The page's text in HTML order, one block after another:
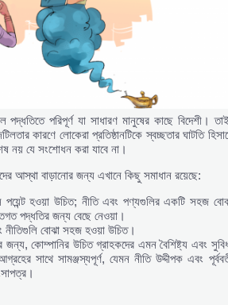
পরিপূর্ণ যা সাধারণ মানুষের কাছে বিদেশী।
কারণে লোকেরা প্রতিষ্ঠানটিকে স্বচ্ছতার ঘাটতি
নয় যে সংশোধন করা যাবে না।
আস্থা বাড়ানোর জন্য এখানে কিছু সমাধান রয়েছে:
পয়েন্ট হওয়া উচিত; নীতি এবং পণ্যগুলির একটি সহজ
পদ্ধতির জন্য বেছে নেওয়া।
বোঝা সহজ হওয়া উচিত।
জন্য, কোম্পানির উচিত গ্রাহকদের এমন বৈশিষ্ট্য এবং
সাথে সামঞ্জস্যপূর্ণ, যেমন নীতি উদ্দীপক এবং